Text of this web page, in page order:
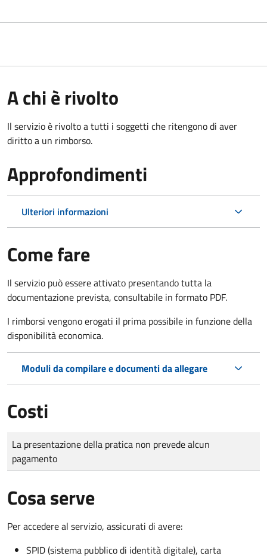
A chi è rivolto
Il servizio è rivolto a tutti i soggetti che ritengono di aver
diritto a un rimborso.
Approfondimenti
Ulteriori informazioni
Come fare
Il servizio può essere attivato presentando tutta la
documentazione prevista, consultabile in formato PDF.
I rimborsi vengono erogati il prima possibile in funzione della
disponibilità economica.
Moduli da compilare e documenti da allegare
Costi
Tipo di pagamento
Importo
La presentazione della pratica non prevede alcun
pagamento
Cosa serve
Per accedere al servizio, assicurati di avere:
SPID (sistema pubblico di identità digitale), carta